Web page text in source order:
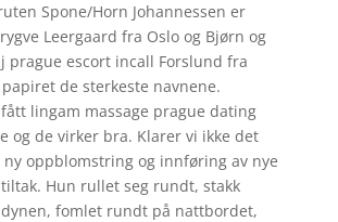
Spone/Horn Johannessen er
Leergaard fra Oslo og Bjørn og
prague escort incall Forslund fra
de sterkeste navnene.
lingam massage prague dating
og de virker bra. Klarer vi ikke det
oppblomstring og innføring av nye
Hun rullet seg rundt, stakk
fomlet rundt på nattbordet,